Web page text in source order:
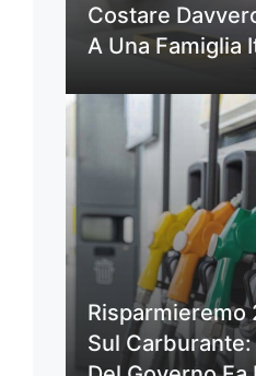
Costare
A Una Famiglia
Risparmieremo
Sul